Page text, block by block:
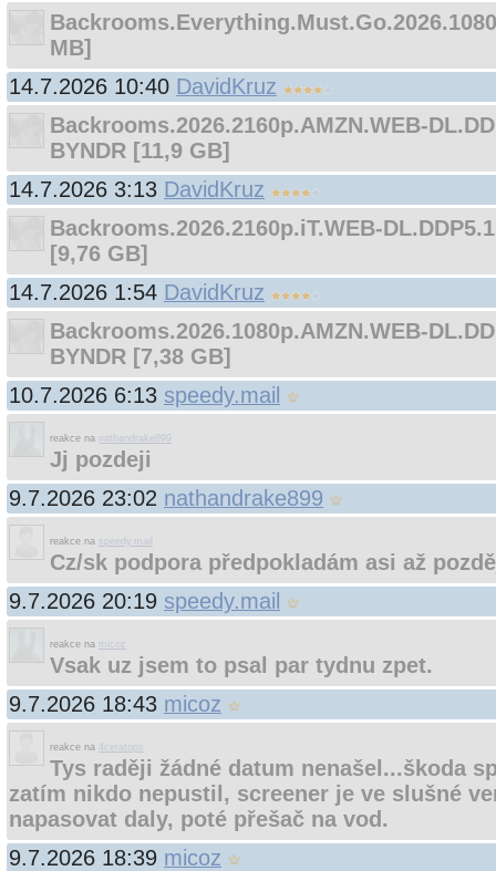
MB]
14.7.2026 10:40 DavidKruz
Backrooms.2026.2160p.AMZN.WEB-
BYNDR [11,9 GB]
14.7.2026 3:13 DavidKruz
Backrooms.2026.2160p.iT.WEB-
[9,76 GB]
14.7.2026 1:54 DavidKruz
Backrooms.2026.1080p.AMZN.WEB-
BYNDR [7,38 GB]
10.7.2026 6:13 speedy.mail
reakce na nathandrake899
Jj pozdeji
9.7.2026 23:02 nathandrake899
reakce na speedy.mail
Cz/sk podpora předpokladám asi až
9.7.2026 20:19 speedy.mail
reakce na micoz
Vsak uz jsem to psal par tydnu zpet.
9.7.2026 18:43 micoz
reakce na 4ceratops
Tys raději žádné datum nenašel...škoda
zatím nikdo nepustil, screener je ve slušné
napasovat daly, poté přešač na vod.
9.7.2026 18:39 micoz